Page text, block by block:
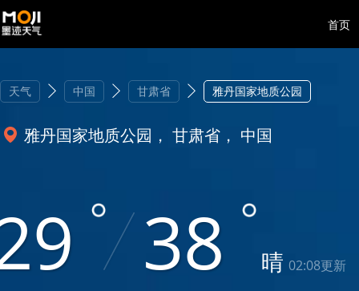
首页
天气 中国 甘肃省 雅丹国家地质公园
雅丹国家地质公园， 甘肃省， 中国
38 晴 02:08更新